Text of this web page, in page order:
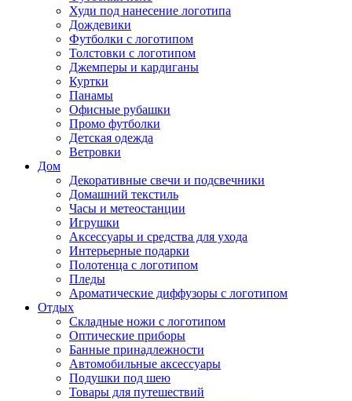
Худи под нанесение логотипа
Дождевики
Футболки с логотипом
Толстовки с логотипом
Джемперы и кардиганы
Куртки
Панамы
Офисные рубашки
Промо футболки
Детская одежда
Ветровки
Дом
Декоративные свечи и подсвечники
Домашний текстиль
Часы и метеостанции
Игрушки
Аксессуары и средства для ухода
Интерьерные подарки
Полотенца с логотипом
Пледы
Ароматические диффузоры с логотипом
Отдых
Складные ножи с логотипом
Оптические приборы
Банные принадлежности
Автомобильные аксессуары
Подушки под шею
Товары для путешествий